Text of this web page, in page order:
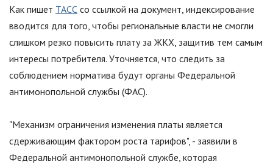
Как пишет ТАСС со ссылкой на документ, индексирование
вводится для того, чтобы региональные власти не смогли
слишком резко повысить плату за ЖКХ, защитив тем самым
интересы потребителя. Уточняется, что следить за
соблюдением норматива будут органы Федеральной
антимонопольной службы (ФАС).
"Механизм ограничения изменения платы является
сдерживающим фактором роста тарифов", - заявили в
Федеральной антимонопольной службе, которая